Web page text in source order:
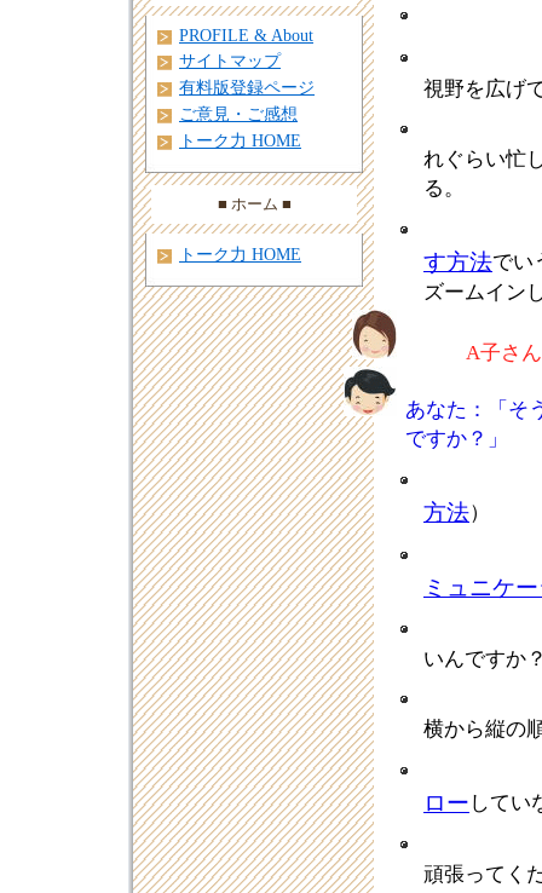
視野を広げ
れぐらい忙
る。
す方法で
ズームイン
A子さ
あなた：「そ
ですか？」
方法）
ミュニケ
いんですか
横から縦の
ロー してい
頑張ってく
PROFILE & About
サイトマップ
有料版登録ページ
ご意見・ご感想
トーク力 HOME
■ ホーム ■
トーク力 HOME